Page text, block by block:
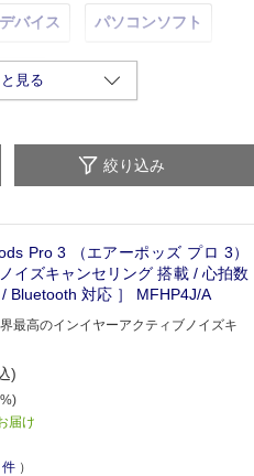
バイス パソコンソフト
機器
見る
絞り込み
Pro 3 （エアーポッズ プロ 3）
イズキャンセリング 搭載 / 心拍数
Bluetooth 対応 ］ MFHP4J/A
最高のインイヤーアクティブノイズキ
)
届け
件 ）